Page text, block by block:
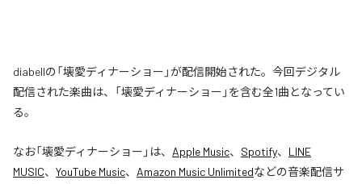
diabellの「壊愛ディナーショー」が配信開始された。今回デジタル
配信された楽曲は、「壊愛ディナーショー」を含む全1曲となってい
る。
なお「壊愛ディナーショー 」は、 Apple Music、 Spotify、 LINE
MUSIC、 YouTube Music、 Amazon Music Unlimitedなどの音楽配信サ